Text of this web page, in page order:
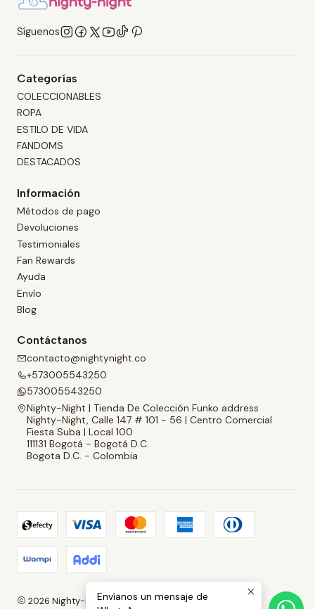
Síguenos
Categorías
COLECCIONABLES
ROPA
ESTILO DE VIDA
FANDOMS
DESTACADOS
Información
Métodos de pago
Devoluciones
Testimoniales
Fan Rewards
Ayuda
Envío
Blog
Contáctanos
contacto@nightynight.co
+573005543250
573005543250
Nighty-Night | Tienda De Colección Funko address
Nighty-Night, Calle 147 # 101 - 56 | Centro Comercial
Fiesta Suba | Local 100
111131 Bogotá - Bogotá D.C.
Bogota D.C. - Colombia
2026 Nighty-Night | Tienda De Colección Funko.
Envíanos un mensaje de